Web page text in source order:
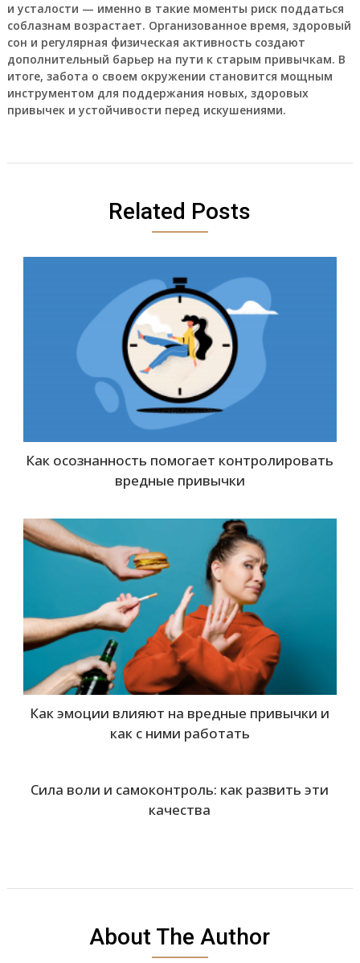
и усталости — именно в такие моменты риск поддаться
соблазнам возрастает. Организованное время, здоровый
сон и регулярная физическая активность создают
дополнительный барьер на пути к старым привычкам. В
итоге, забота о своем окружении становится мощным
инструментом для поддержания новых, здоровых
привычек и устойчивости перед искушениями.
Related Posts
Как осознанность помогает контролировать
вредные привычки
Как эмоции влияют на вредные привычки и
как с ними работать
Сила воли и самоконтроль: как развить эти
качества
About The Author